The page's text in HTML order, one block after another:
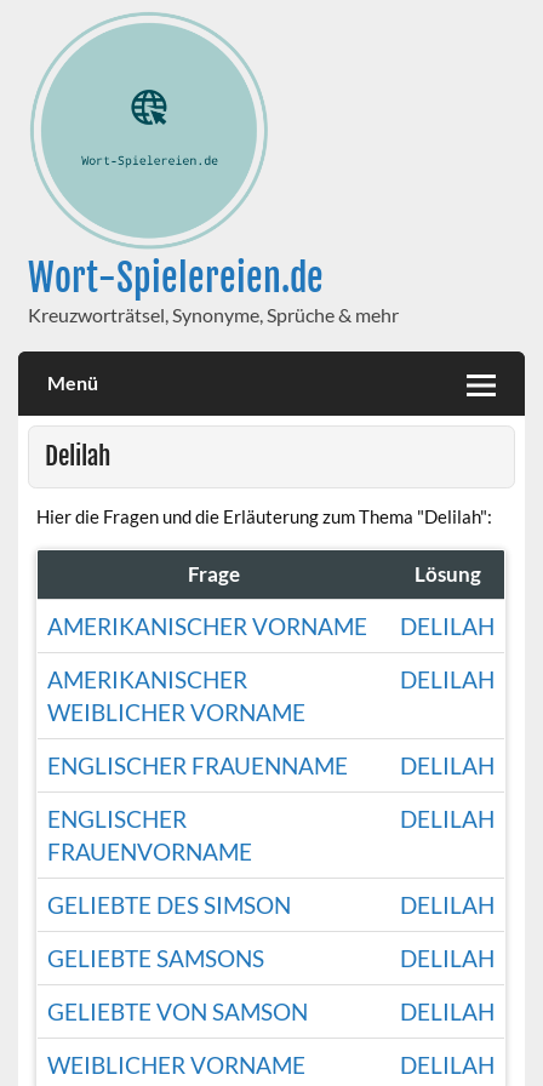
Wort-Spielereien.de
Kreuzworträtsel, Synonyme, Sprüche & mehr
Menü
Delilah
Hier die Fragen und die Erläuterung zum Thema "Delilah":
Frage Lösung
AMERIKANISCHER VORNAME
DELILAH
AMERIKANISCHER
WEIBLICHER VORNAME
DELILAH
ENGLISCHER FRAUENNAME
DELILAH
ENGLISCHER
FRAUENVORNAME
DELILAH
GELIEBTE DES SIMSON
DELILAH
GELIEBTE SAMSONS
DELILAH
GELIEBTE VON SAMSON
DELILAH
WEIBLICHER VORNAME
DELILAH